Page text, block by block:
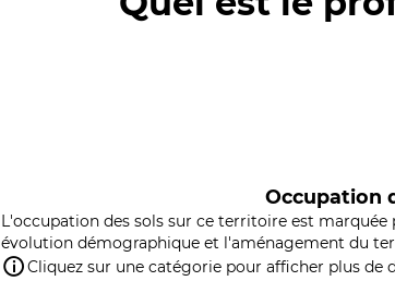
Occupation
L'occupation des sols sur ce territoire est
évolution démographique et l'aménagement du
Cliquez sur une catégorie pour afficher plus de